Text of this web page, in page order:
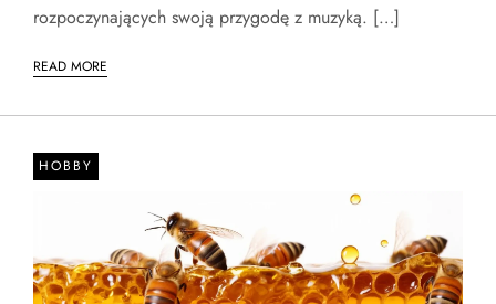
rozpoczynających swoją przygodę z muzyką. […]
READ MORE
HOBBY